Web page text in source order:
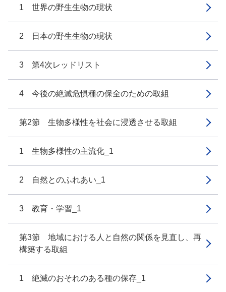
1 世界の野生生物の現状
2 日本の野生生物の現状
3 第4次レッドリスト
4 今後の絶滅危惧種の保全のための取組
第2節 生物多様性を社会に浸透させる取組
1 生物多様性の主流化_1
2 自然とのふれあい_1
3 教育・学習_1
第3節 地域における人と自然の関係を見直し、再
構築する取組
1 絶滅のおそれのある種の保存_1